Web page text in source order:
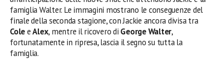
famiglia Walter. Le immagini mostrano le conseguenze del
finale della seconda stagione, con Jackie ancora divisa tra
ColeeAlex, mentre il ricovero di George Walter,
fortunatamente in ripresa, lascia il segno su tutta la
famiglia.